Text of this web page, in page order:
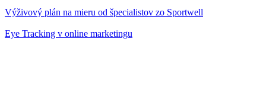
Výživový plán na mieru od špecialistov zo Sportwell
Eye Tracking v online marketingu